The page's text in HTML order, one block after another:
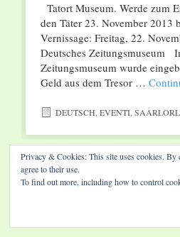
Tatort Museum. Werde zum
den Täter 23. November 2013
Vernissage: Freitag, 22.
Deutsches Zeitungsmuseum
Zeitungsmuseum wurde
Geld aus dem Tresor …
DEUTSCH,EVENTI,
Website by
Privacy & Cookies: This site uses cookies.
agree to their use.
To find out more, including how to control